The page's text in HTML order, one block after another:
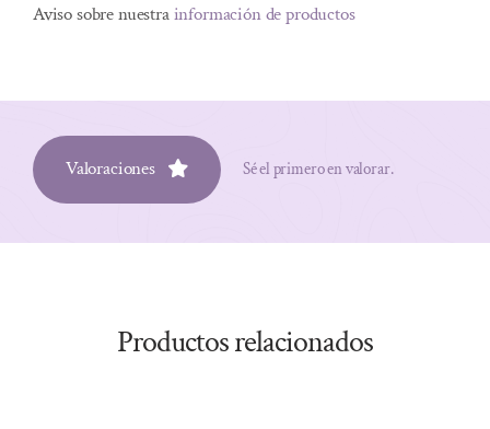
Aviso sobre nuestrainformación de productos
Valoraciones Sé el primero en valorar.
Productos relacionados